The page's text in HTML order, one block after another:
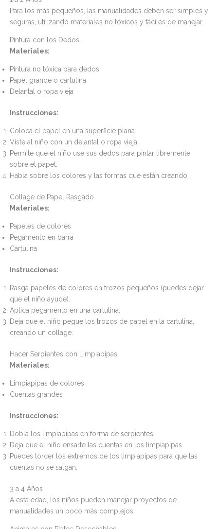
Para los más pequeños, las manualidades deben ser simples y
seguras, utilizando materiales no tóxicos y fáciles de manejar.
Pintura con los Dedos
Materiales:
Pintura no tóxica para dedos
Papel grande o cartulina
Delantal o ropa vieja
Instrucciones:
Coloca el papel en una superficie plana.
Viste al niño con un delantal o ropa vieja.
Permite que el niño use sus dedos para pintar libremente
sobre el papel.
Habla sobre los colores y las formas que están creando.
Collage de Papel Rasgado
Materiales:
Papeles de colores
Pegamento en barra
Cartulina
Instrucciones:
Rasga papeles de colores en trozos pequeños (puedes dejar
que el niño ayude).
Aplica pegamento en una cartulina.
Deja que el niño pegue los trozos de papel en la cartulina,
creando un collage.
Hacer Serpientes con Limpiapipas
Materiales:
Limpiapipas de colores
Cuentas grandes
Instrucciones:
Dobla los limpiapipas en forma de serpientes.
Deja que el niño ensarte las cuentas en los limpiapipas.
Puedes torcer los extremos de los limpiapipas para que las
cuentas no se salgan.
3 a 4 Años
A esta edad, los niños pueden manejar proyectos de
manualidades un poco más complejos.